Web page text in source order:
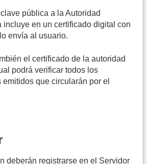
clave pública a la Autoridad
incluye en un certificado digital con
envía al usuario.
el certificado de la autoridad
podrá verificar todos los
que circularán por el
deberán registrarse en el Servidor